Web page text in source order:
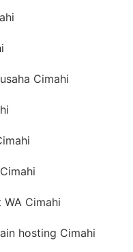
Cimahi
Cimahi
hosting Cimahi